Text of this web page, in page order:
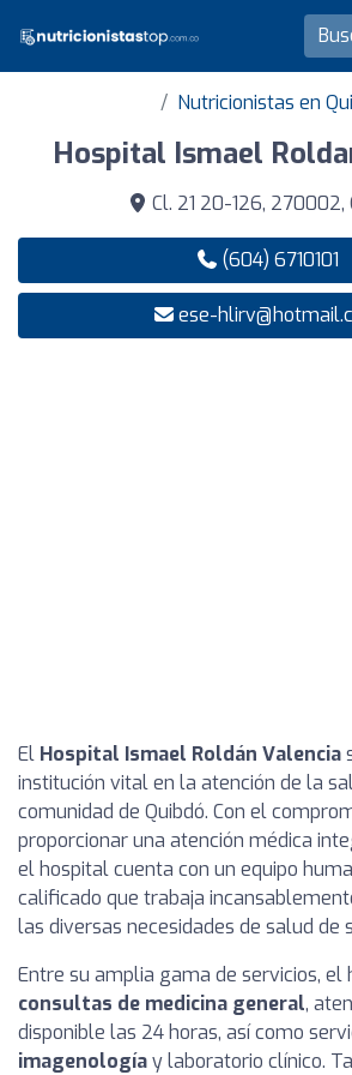
Nutricionistas en
Hospital Ismael
Cl. 21 20-126, 270002,
(604) 6710101
ese-
El Hospital Ismael Roldán Valencia
institución vital en la atención de la
comunidad de Quibdó. Con el
proporcionar una atención médica
el hospital cuenta con un equipo
calificado que trabaja
las diversas necesidades de salud de
Entre su amplia gama de servicios, el
consultas de medicina general,
disponible las 24 horas, así como
imagenologíay laboratorio clínico.